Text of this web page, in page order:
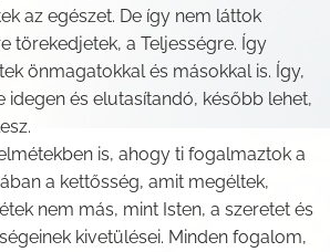
az egészet. De így nem láttok
törekedjetek, a Teljességre. Így
önmagatokkal és másokkal is. Így,
idegen és elutasítandó, később lehet,
is, ahogy ti fogalmaztok a
a kettősség, amit megéltek,
nem más, mint Isten, a szeretet és
kivetülései. Minden fogalom,